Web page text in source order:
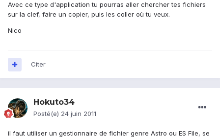
Avec ce type d'application tu pourras aller chercher tes fichiers
sur la clef, faire un copier, puis les coller où tu veux.
Nico
Citer
Hokuto34
Posté(e) 24 juin 2011
il faut utiliser un gestionnaire de fichier genre Astro ou ES File, se